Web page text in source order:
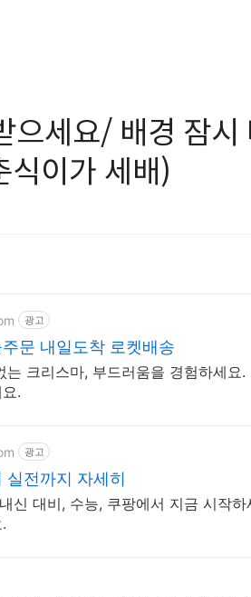
으세요/ 배경 잠
식이가 세배)
광고
문 내일도착 로켓배송
는 크리스마, 부드러움을 경험하세
.
광고
실전까지 자세히
신 대비, 수능, 쿠팡에서 지금 시작